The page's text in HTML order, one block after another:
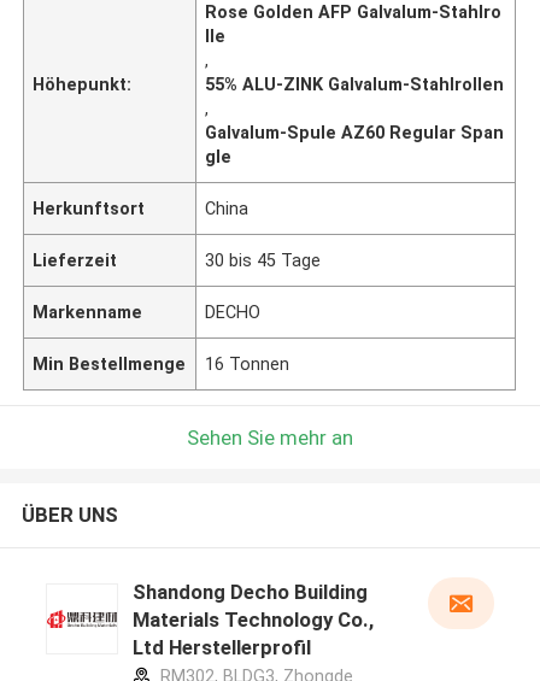
Höhepunkt:
Rose Golden AFP Galvalum-Stahlro
lle
,
55% ALU-ZINK Galvalum-Stahlrollen
,
Galvalum-Spule AZ60 Regular Span
gle
Herkunftsort China
Lieferzeit 30 bis 45 Tage
Markenname DECHO
Min Bestellmenge 16 Tonnen
Sehen Sie mehr an
ÜBER UNS
Shandong Decho Building
Materials Technology Co.,
Ltd Herstellerprofil
RM302, BLDG3, Zhongde